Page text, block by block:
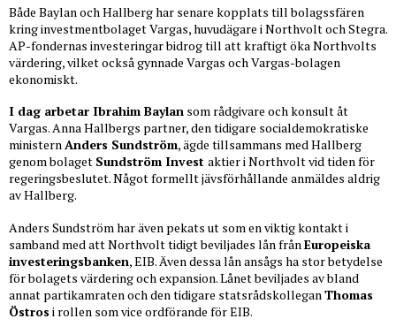
Både Baylan och Hallberg har senare kopplats till bolagssfären
kring investmentbolaget Vargas, huvudägare i Northvolt och Stegra.
AP-fondernas investeringar bidrog till att kraftigt öka Northvolts
värdering, vilket också gynnade Vargas och Vargas-bolagen
ekonomiskt.
I dag arbetar Ibrahim Baylan som rådgivare och konsult åt
Vargas. Anna Hallbergs partner, den tidigare socialdemokratiske
ministernAnders Sundström, ägde tillsammans med Hallberg
genom bolaget Sundström Invest aktier i Northvolt vid tiden för
regeringsbeslutet. Något formellt jävsförhållande anmäldes aldrig
av Hallberg.
Anders Sundström har även pekats ut som en viktig kontakt i
samband med att Northvolt tidigt beviljades lån frånEuropeiska
investeringsbanken, EIB. Även dessa lån ansågs ha stor betydelse
för bolagets värdering och expansion. Lånet beviljades av bland
annat partikamraten och den tidigare statsrådskolleganThomas
Östros i rollen som vice ordförande för EIB.